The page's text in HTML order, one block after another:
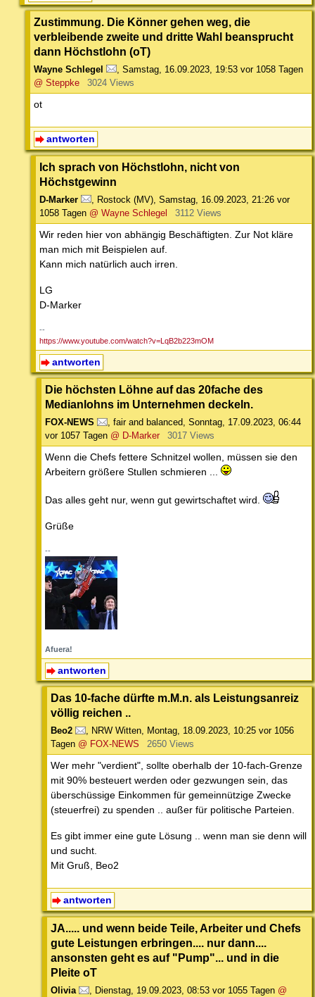
Zustimmung. Die Könner gehen weg, die
verbleibende zweite und dritte Wahl beansprucht
dann Höchstlohn (oT)
Wayne Schlegel Samstag, 16.09.2023, 19:53 vor 1058 Tagen
@ Steppke
3024 Views
ot
antworten
Ich sprach von Höchstlohn, nicht von
Höchstgewinn
D-Marker Rostock (MV) Samstag, 16.09.2023, 21:26 vor
1058 Tagen @ Wayne Schlegel 3112 Views
Wir reden hier von abhängig Beschäftigten. Zur Not kläre
man mich mit Beispielen auf.
Kann mich natürlich auch irren.
LG
D-Marker
--
https://www.youtube.com/watch?v=LqB2b223mOM
antworten
Die höchsten Löhne auf das 20fache des
Medianlohns im Unternehmen deckeln.
FOX-NEWS , fair and balanced, Sonntag, 17.09.2023, 06:44
vor 1057 Tagen @ D-Marker 3017 Views
Wenn die Chefs fettere Schnitzel wollen, müssen sie den
Arbeitern größere Stullen schmieren ...
Das alles geht nur, wenn gut gewirtschaftet wird.
Grüße
--
Afuera!
antworten
Das 10-fache dürfte m.M.n. als Leistungsanreiz
völlig reichen ..
Beo2 , NRW Witten, Montag, 18.09.2023, 10:25 vor 1056
Tagen @ FOX-NEWS 2650 Views
Wer mehr "verdient", sollte oberhalb der 10-fach-Grenze
mit 90% besteuert werden oder gezwungen sein, das
überschüssige Einkommen für gemeinnützige Zwecke
(steuerfrei) zu spenden .. außer für politische Parteien.
Es gibt immer eine gute Lösung .. wenn man sie denn will
und sucht.
Mit Gruß, Beo2
antworten
JA..... und wenn beide Teile, Arbeiter und Chefs
gute Leistungen erbringen.... nur dann....
ansonsten geht es auf "Pump"... und in die
Pleite oT
Olivia , Dienstag, 19.09.2023, 08:53 vor 1055 Tagen @